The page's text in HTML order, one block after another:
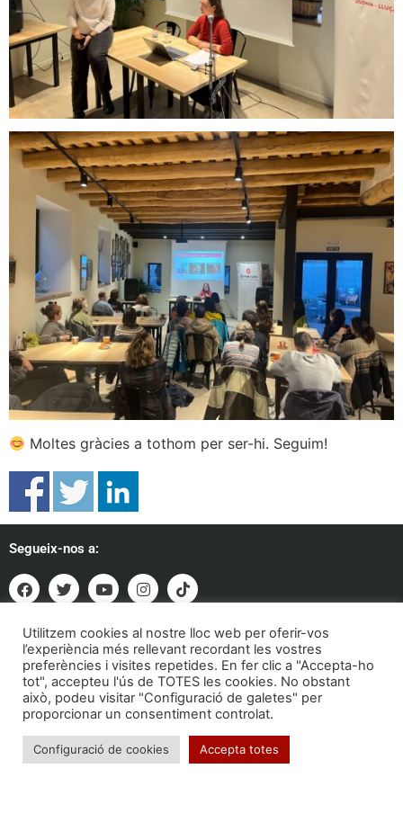
Moltes gràcies a tothom per ser-hi. Seguim!
Segueix-nos a:
Formem part de:
Utilitzem cookies al nostre lloc web per oferir-vos
l’experiència més rellevant recordant les vostres
preferències i visites repetides. En fer clic a "Accepta-ho
tot", accepteu l'ús de TOTES les cookies. No obstant
això, podeu visitar "Configuració de galetes" per
proporcionar un consentiment controlat.
Configuració de cookies Accepta totes